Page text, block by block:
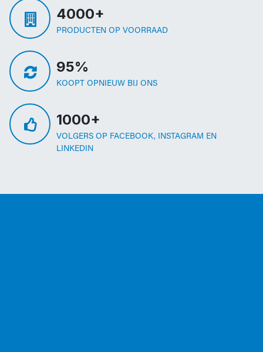
4000+
PRODUCTEN OP VOORRAAD
95%
KOOPT OPNIEUW BIJ ONS
1000+
VOLGERS OP FACEBOOK, INSTAGRAM EN
LINKEDIN